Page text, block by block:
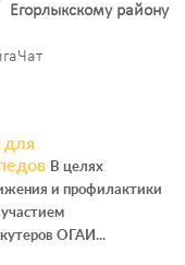
Егорлыкскому району
для
В целях
и профилактики
ОГАИ...